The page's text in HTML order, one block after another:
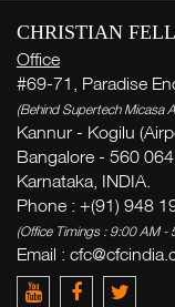
CHRISTIAN
Office
#69-71, Paradise
(Behind Supertech Micasa
Kannur - Kogilu
Bangalore - 560
Karnataka, INDIA.
Phone : +(91) 948
(Office Timings : 9:00 AM -
Email :